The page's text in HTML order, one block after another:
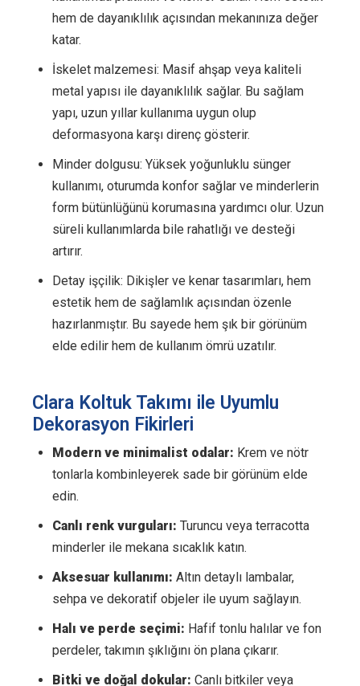
hem de dayanıklılık açısından mekanınıza değer
katar.
İskelet malzemesi: Masif ahşap veya kaliteli
metal yapısı ile dayanıklılık sağlar. Bu sağlam
yapı, uzun yıllar kullanıma uygun olup
deformasyona karşı direnç gösterir.
Minder dolgusu: Yüksek yoğunluklu sünger
kullanımı, oturumda konfor sağlar ve minderlerin
form bütünlüğünü korumasına yardımcı olur. Uzun
süreli kullanımlarda bile rahatlığı ve desteği
artırır.
Detay işçilik: Dikişler ve kenar tasarımları, hem
estetik hem de sağlamlık açısından özenle
hazırlanmıştır. Bu sayede hem şık bir görünüm
elde edilir hem de kullanım ömrü uzatılır.
Clara Koltuk Takımı ile Uyumlu
Dekorasyon Fikirleri
Modern ve minimalist odalar: Krem ve nötr
tonlarla kombinleyerek sade bir görünüm elde
edin.
Canlı renk vurguları: Turuncu veya terracotta
minderler ile mekana sıcaklık katın.
Aksesuar kullanımı: Altın detaylı lambalar,
sehpa ve dekoratif objeler ile uyum sağlayın.
Halı ve perde seçimi: Hafif tonlu halılar ve fon
perdeler, takımın şıklığını ön plana çıkarır.
Bitki ve doğal dokular: Canlı bitkiler veya